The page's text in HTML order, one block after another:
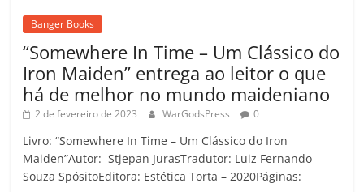
Banger Books
“Somewhere In Time – Um Clássico do
Iron Maiden” entrega ao leitor o que
há de melhor no mundo maideniano
2 de fevereiro de 2023 WarGodsPress 0
Livro: “Somewhere In Time – Um Clássico do Iron
Maiden”Autor: Stjepan JurasTradutor: Luiz Fernando
Souza SpósitoEditora: Estética Torta – 2020Páginas: